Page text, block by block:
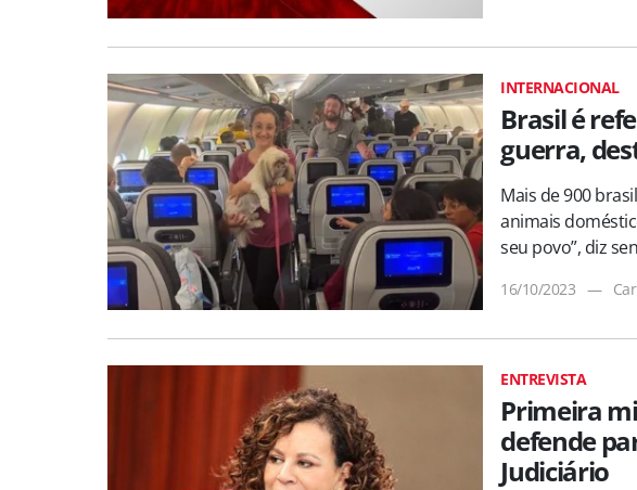
INTERNACIONAL
Brasil é
guerra,
Mais de 900
animais
seu povo”, diz
16/10/2023 —
ENTREVISTA
Primeira
defende
Judiciário